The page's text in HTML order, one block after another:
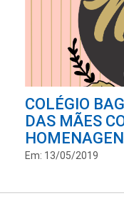
COLÉGIO
DAS MÃES
Em: 13/05/2019